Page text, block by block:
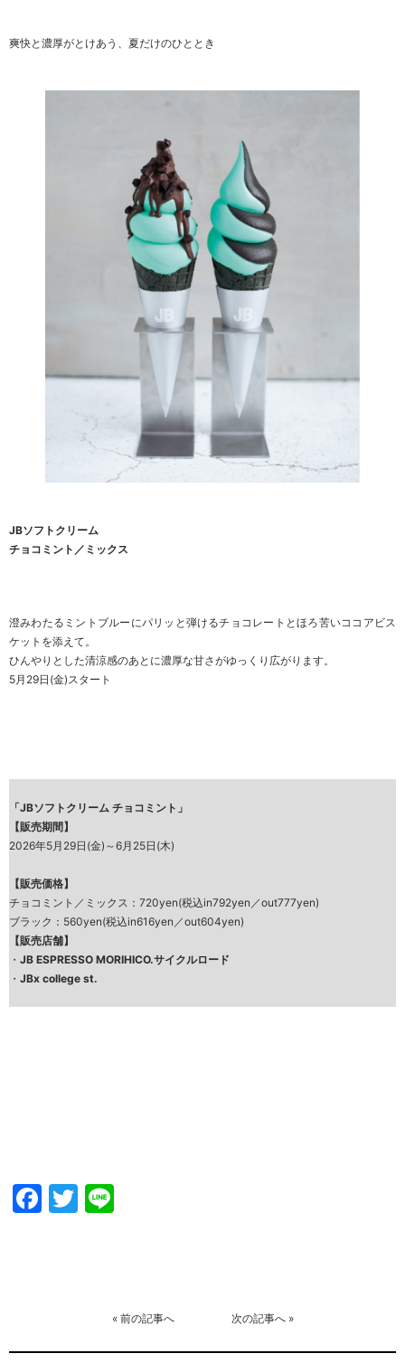
爽快と濃厚がとけあう、夏だけのひととき
JBソフトクリーム
チョコミント／ミックス
澄みわたるミントブルーにパリッと弾けるチョコレートとほろ苦いココアビス
ケットを添えて。
ひんやりとした清涼感のあとに濃厚な甘さがゆっくり広がります。
5月29日(金)スタート
「JBソフトクリーム チョコミント」
【販売期間】
2026年5月29日(金)～6月25日(木)
【販売価格】
チョコミント／ミックス：720yen(税込in792yen／out777yen)
ブラック：560yen(税込in616yen／out604yen)
【販売店舗】
・ JB ESPRESSO MORIHICO.サイクルロード
・ JBx college st.
Facebook
Twitter
« 前の記事へ 次の記事へ»